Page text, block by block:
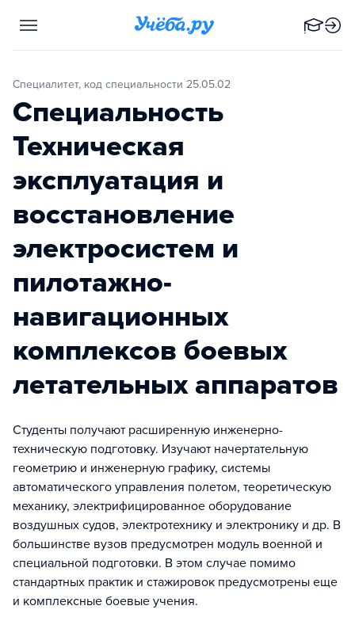
Специалитет, код специальности 25.05.02
Специальность
Техническая
эксплуатация и
восстановление
электросистем и
пилотажно-
навигационных
комплексов боевых
летательных аппаратов
Студенты получают расширенную инженерно-
техническую подготовку. Изучают начертательную
геометрию и инженерную графику, системы
автоматического управления полетом, теоретическую
механику, электрифицированное оборудование
воздушных судов, электротехнику и электронику и др. В
большинстве вузов предусмотрен модуль военной и
специальной подготовки. В этом случае помимо
стандартных практик и стажировок предусмотрены еще
и комплексные боевые учения.